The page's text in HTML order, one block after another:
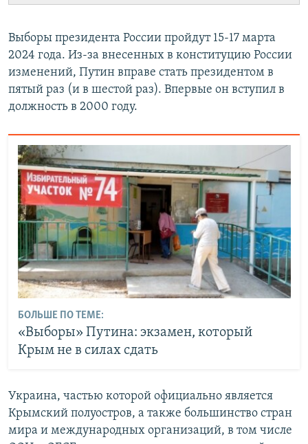
Выборы президента России пройдут 15-17 марта
2024 года. Из-за внесенных в конституцию России
изменений, Путин вправе стать президентом в
пятый раз (и в шестой раз). Впервые он вступил в
должность в 2000 году.
БОЛЬШЕ ПО ТЕМЕ:
«Выборы» Путина: экзамен, который
Крым не в силах сдать
Украина, частью которой официально является
Крымский полуостров, а также большинство стран
мира и международных организаций, в том числе